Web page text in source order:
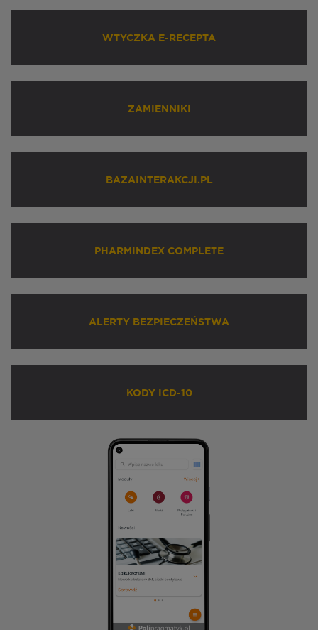
WTYCZKA E-RECEPTA
ZAMIENNIKI
BAZAINTERAKCJI.PL
PHARMINDEX COMPLETE
ALERTY BEZPIECZEŃSTWA
KODY ICD-10